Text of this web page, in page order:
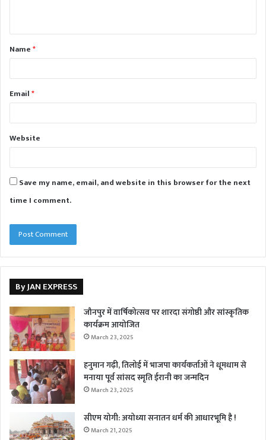
t
*Name*
Email*
Website
Save my name, email, and website in this browser for the next
time I comment.
By JAN EXPRESS
जौनपुर में वार्षिकोत्सव पर शारदा संगोष्ठी और सांस्कृतिक
कार्यक्रम आयोजित
March 23, 2025
हनुमान गढ़ी, तिलोई में भाजपा कार्यकर्ताओं ने धूमधाम से
मनाया पूर्व सांसद स्मृति ईरानी का जन्मदिन
March 23, 2025
सीएम योगी: अयोध्या सनातन धर्म की आधारभूमि है !
March 21, 2025